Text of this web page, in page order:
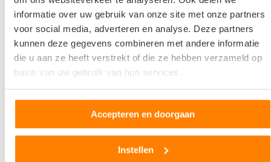
informatie over uw gebruik van onze site met onze partners
voor social media, adverteren en analyse. Deze partners
kunnen deze gegevens combineren met andere informatie
die u aan ze heeft verstrekt of die ze hebben verzameld op
basis van uw gebruik van hun services.
Accepteren en doorgaan
Instellen
Sloopauto ophaalservice
Regio Noord-brabant
Bel direct 06 299 666 24
Gebruikte auto onderdelen
Regio Noord-brabant
Onderdeel aanvragen